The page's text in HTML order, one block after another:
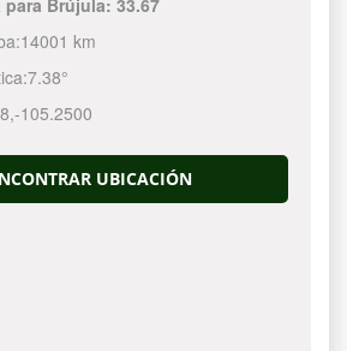
para Brújula:33.67
14001 km
7.38°
,-105.2500
UBICACIÓN